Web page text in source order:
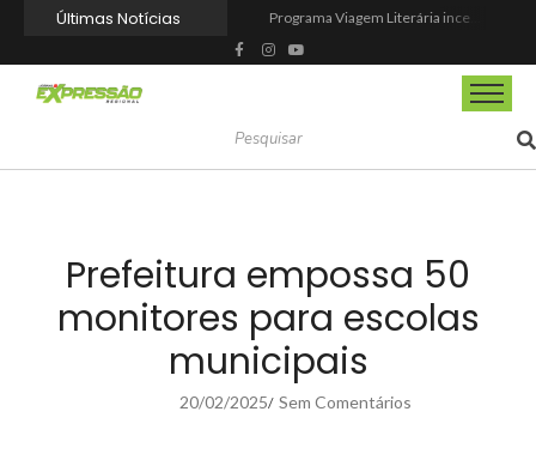
Últimas Notícias
Fundação de Barueri amplia política de inclusão e lança novo projeto educacional
Projeto “O Samba da Casa 26” chega a Itapevi para valorizar a música autoral e fortalecer a cultura local
Itapevi melhora nota no IDEB 2025 e registra maior evolução educacional da região
Prefeitura empossa 50
monitores para escolas
municipais
20/02/2025/ Sem Comentários